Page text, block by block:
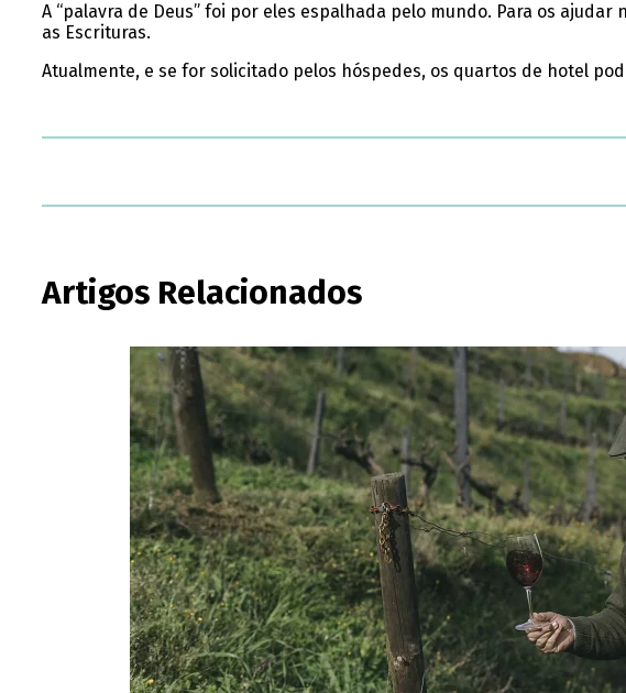
A “palavra de Deus” foi por eles espalhada pelo mundo. Para os
as Escrituras.
Atualmente, e se for solicitado pelos hóspedes, os quartos de hotel
Artigos Relacionados